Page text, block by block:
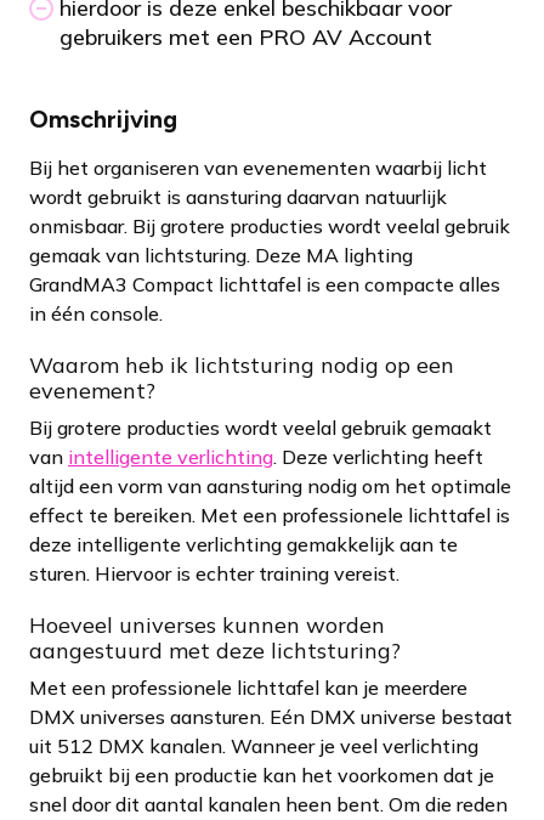
hierdoor is deze enkel beschikbaar voor
gebruikers met een PRO AV Account
Omschrijving
Bij het organiseren van evenementen waarbij licht
wordt gebruikt is aansturing daarvan natuurlijk
onmisbaar. Bij grotere producties wordt veelal gebruik
gemaak van lichtsturing. Deze MA lighting
GrandMA3 Compact lichttafel is een compacte alles
in één console.
Waarom heb ik lichtsturing nodig op een
evenement?
Bij grotere producties wordt veelal gebruik gemaakt
van intelligente verlichting. Deze verlichting heeft
altijd een vorm van aansturing nodig om het optimale
effect te bereiken. Met een professionele lichttafel is
deze intelligente verlichting gemakkelijk aan te
sturen. Hiervoor is echter training vereist.
Hoeveel universes kunnen worden
aangestuurd met deze lichtsturing?
Met een professionele lichttafel kan je meerdere
DMX universes aansturen. Eén DMX universe bestaat
uit 512 DMX kanalen. Wanneer je veel verlichting
gebruikt bij een productie kan het voorkomen dat je
snel door dit aantal kanalen heen bent. Om die reden